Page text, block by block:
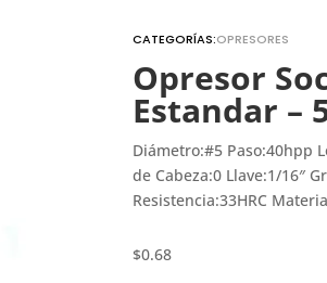
CATEGORÍAS:OPRESORES
Opresor
Estandar –
Diámetro:#5 Paso:40hpp
de Cabeza:0 Llave:1/16″
Resistencia:33HRC
$0.68